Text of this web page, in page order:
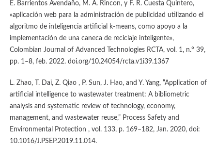
E. Barrientos Avendaño, M. A. Rincon, y F. R. Cuesta Quintero,
«aplicación web para la administración de publicidad utilizando el
algoritmo de inteligencia artificial k-means, como apoyo a la
implementación de una caneca de reciclaje inteligente»,
Colombian Journal of Advanced Technologies RCTA, vol. 1, n.º 39,
pp. 1–8, feb. 2022. doi.org/10.24054/rcta.v1i39.1367
L. Zhao, T. Dai, Z. Qiao , P. Sun, J. Hao, and Y. Yang, “Application of
artificial intelligence to wastewater treatment: A bibliometric
analysis and systematic review of technology, economy,
management, and wastewater reuse,” Process Safety and
Environmental Protection , vol. 133, p. 169–182, Jan. 2020, doi:
10.1016/J.PSEP.2019.11.014.